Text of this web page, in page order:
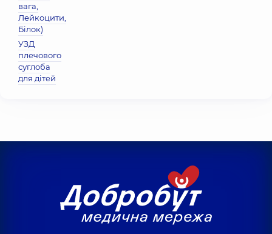
вага,
Лейкоцити,
Бiлок)
УЗД
плечового
суглоба
для дітей